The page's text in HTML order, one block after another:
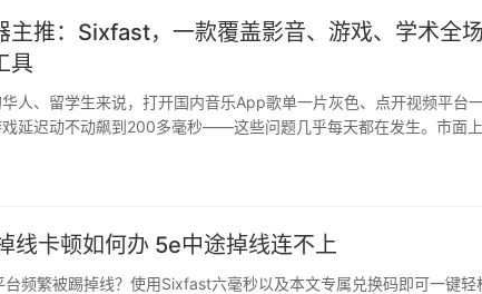
主推：Sixfast，一款覆盖影音、游戏、学术全
具
人、留学生来说，打开国内音乐App歌单一片灰色、点开视频平台
延迟动不动飙到200多毫秒——这些问题几乎每天都在发生。市面上
Sixfast是什么？ Sixfast是一款专为全球海外华
线卡顿如何办 5e中途掉线连不上
台频繁被踢掉线？使用Sixfast六毫秒以及本文专属兑换码即可一键轻